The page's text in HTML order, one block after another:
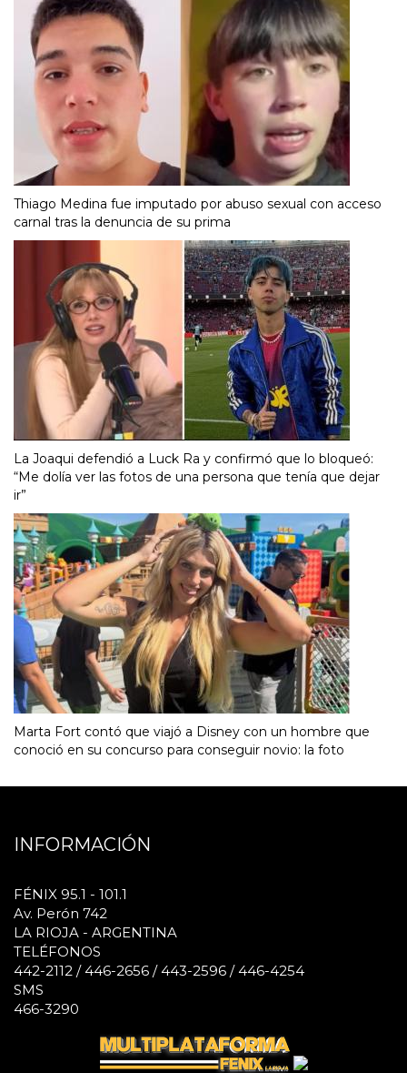
Thiago Medina fue imputado por abuso sexual con acceso
carnal tras la denuncia de su prima
La Joaqui defendió a Luck Ra y confirmó que lo bloqueó:
“Me dolía ver las fotos de una persona que tenía que dejar
ir”
Marta Fort contó que viajó a Disney con un hombre que
conoció en su concurso para conseguir novio: la foto
INFORMACIÓN
FÉNIX 95.1 - 101.1
Av. Perón 742
LA RIOJA - ARGENTINA
TELÉFONOS
442-2112 / 446-2656 / 443-2596 / 446-4254
SMS
466-3290